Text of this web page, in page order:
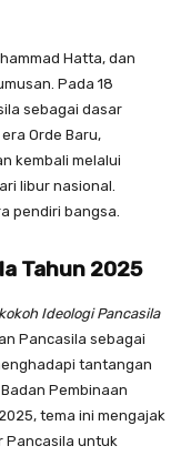
Hatta, dan
Pada 18
sebagai dasar
Orde Baru,
kembali melalui
libur nasional.
pendiri bangsa.
Tahun 2025
Ideologi Pancasila
Pancasila sebagai
tantangan
Pembinaan
tema ini mengajak
Pancasila untuk